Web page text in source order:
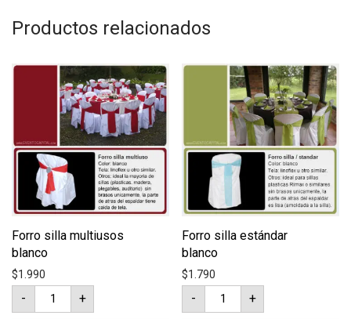
Productos relacionados
Forro silla multiusos
blanco
$1.990
-
Forro
silla
multiusos
+
Forro silla estándar
blanco
$1.790
-
Forro
silla
estándar
+